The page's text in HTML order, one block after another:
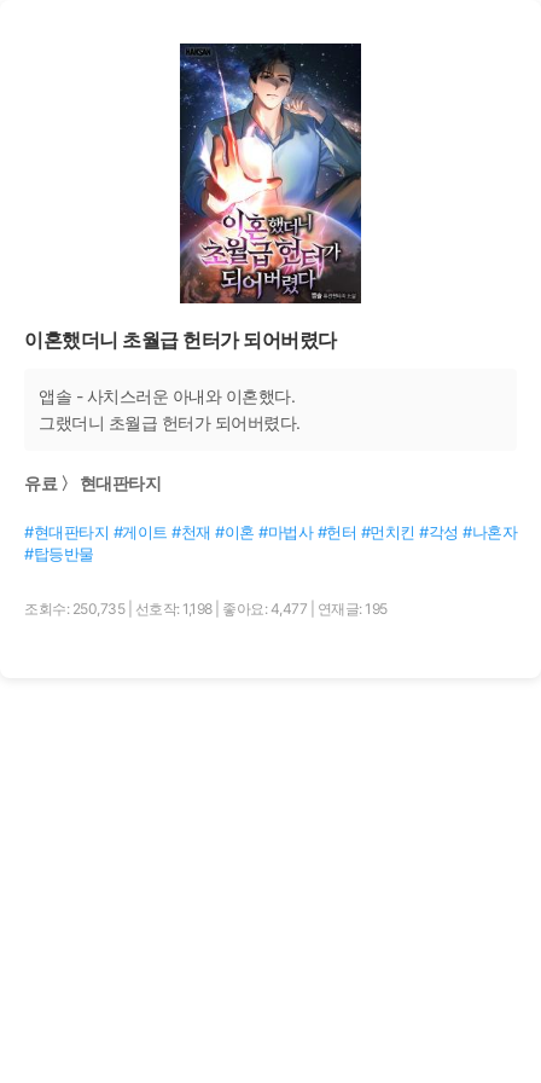
이혼했더니 초월급 헌터가 되어버렸다
앱솔 - 사치스러운 아내와 이혼했다.
그랬더니 초월급 헌터가 되어버렸다.
유료 〉 현대판타지
#현대판타지 #게이트 #천재 #이혼 #마법사 #헌터 #먼치킨 #각성 #나혼자
#탑등반물
조회수: 250,735 선호작: 1,198 좋아요: 4,477 연재글: 195